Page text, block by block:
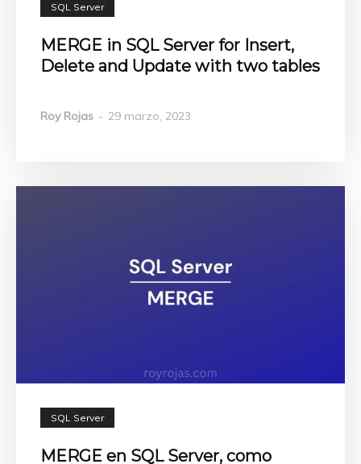
SQL Server
MERGE in SQL Server for Insert,
Delete and Update with two tables
Roy Rojas - 29 marzo, 2023
SQL Server
MERGE en SQL Server, como